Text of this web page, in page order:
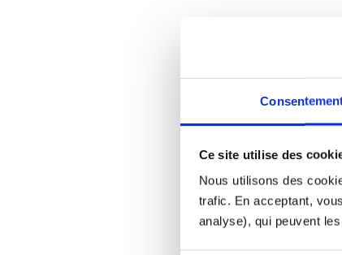
Ce site utilise des
Nous utilisons des
trafic. En acceptant,
analyse), qui peuvent